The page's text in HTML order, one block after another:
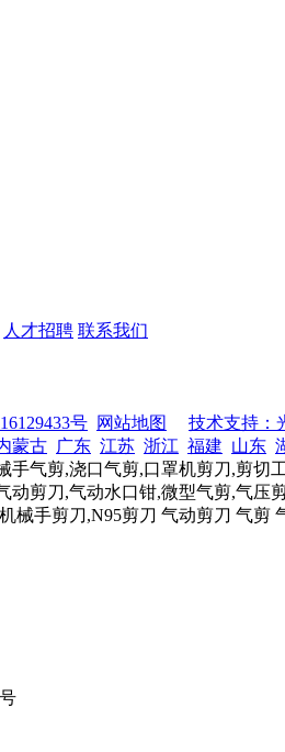
人才招聘 联系我们
号 网站地图
技术支持：
蒙古 广东 江苏 浙江 福建 山东
手气剪,浇口气剪,口罩机剪刀,剪
动剪刀,气动水口钳,微型气剪,气
械手剪刀,N95剪刀 气动剪刀 气剪